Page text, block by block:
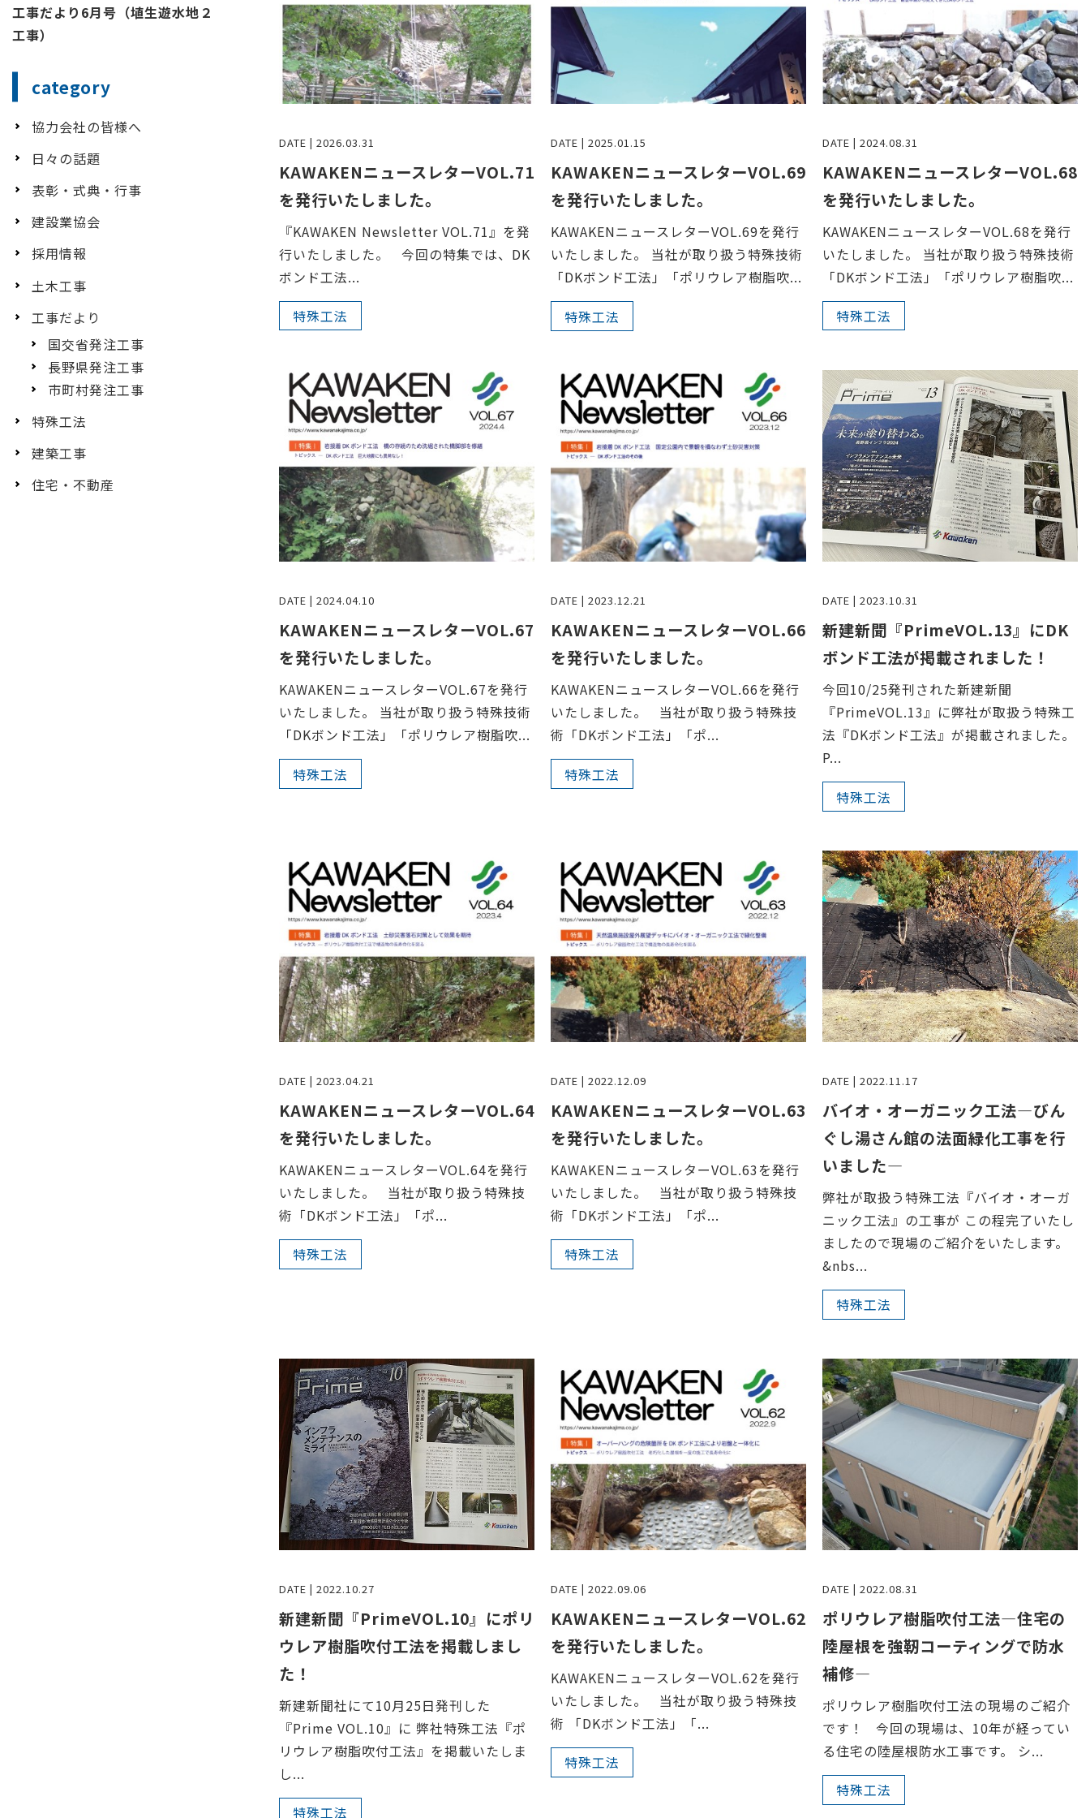
DATE | 2026.03.31
KAWAKENニュースレターVOL.71
を発行いたしました。
『KAWAKEN Newsletter VOL.71』を発
行いたしました。 今回の特集では、DK
ボンド工法...
特殊工法
DATE | 2025.01.15
KAWAKENニュースレターVOL.69
を発行いたしました。
KAWAKENニュースレターVOL.69を発行
いたしました。 当社が取り扱う特殊技術
「DKボンド工法」「ポリウレア樹脂吹...
特殊工法
DATE | 2024.08.31
KAWAKENニュースレターVOL.68
を発行いたしました。
KAWAKENニュースレターVOL.68を発行
いたしました。 当社が取り扱う特殊技術
「DKボンド工法」「ポリウレア樹脂吹...
特殊工法
DATE | 2024.04.10
KAWAKENニュースレターVOL.67
を発行いたしました。
KAWAKENニュースレターVOL.67を発行
いたしました。 当社が取り扱う特殊技術
「DKボンド工法」「ポリウレア樹脂吹...
特殊工法
DATE | 2023.12.21
KAWAKENニュースレターVOL.66
を発行いたしました。
KAWAKENニュースレターVOL.66を発行
いたしました。 当社が取り扱う特殊技
術「DKボンド工法」「ポ...
特殊工法
DATE | 2023.10.31
新建新聞『PrimeVOL.13』にDK
ボンド工法が掲載されました！
今回10/25発刊された新建新聞
『PrimeVOL.13』に弊社が取扱う特殊工
法『DKボンド工法』が掲載されました。
P...
特殊工法
DATE | 2023.04.21
KAWAKENニュースレターVOL.64
を発行いたしました。
KAWAKENニュースレターVOL.64を発行
いたしました。 当社が取り扱う特殊技
術「DKボンド工法」「ポ...
特殊工法
DATE | 2022.12.09
KAWAKENニュースレターVOL.63
を発行いたしました。
KAWAKENニュースレターVOL.63を発行
いたしました。 当社が取り扱う特殊技
術「DKボンド工法」「ポ...
特殊工法
DATE | 2022.11.17
バイオ・オーガニック工法―びん
ぐし湯さん館の法面緑化工事を行
いました―
弊社が取扱う特殊工法『バイオ・オーガ
ニック工法』の工事が この程完了いたし
ましたので現場のご紹介をいたします。
&nbs...
特殊工法
DATE | 2022.10.27
新建新聞『PrimeVOL.10』にポリ
ウレア樹脂吹付工法を掲載しまし
た！
新建新聞社にて10月25日発刊した
『Prime VOL.10』に 弊社特殊工法『ポ
リウレア樹脂吹付工法』を掲載いたしま
し...
特殊工法
DATE | 2022.09.06
KAWAKENニュースレターVOL.62
を発行いたしました。
KAWAKENニュースレターVOL.62を発行
いたしました。 当社が取り扱う特殊技
術 「DKボンド工法」「...
特殊工法
DATE | 2022.08.31
ポリウレア樹脂吹付工法―住宅の
陸屋根を強靭コーティングで防水
補修―
ポリウレア樹脂吹付工法の現場のご紹介
です！ 今回の現場は、10年が経ってい
る住宅の陸屋根防水工事です。 シ...
特殊工法
工事だより6月号（埴生遊水地２
工事）
category
協力会社の皆様へ
日々の話題
表彰・式典・行事
建設業協会
採用情報
土木工事
工事だより
国交省発注工事
長野県発注工事
市町村発注工事
特殊工法
建築工事
住宅・不動産